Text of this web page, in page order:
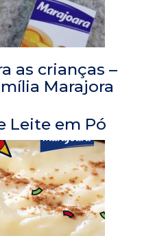
as crianças –
Marajora
Leite em Pó